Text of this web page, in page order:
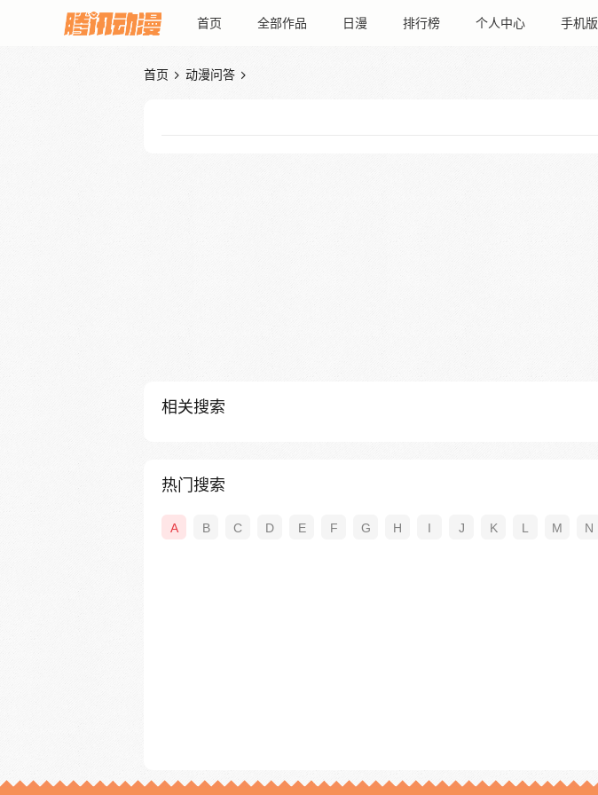
首页 全部作品 日漫 排行榜 个人中心 手机版
首页  动漫问答 
相关搜索
热门搜索
A B C D E F G H I J K L M N